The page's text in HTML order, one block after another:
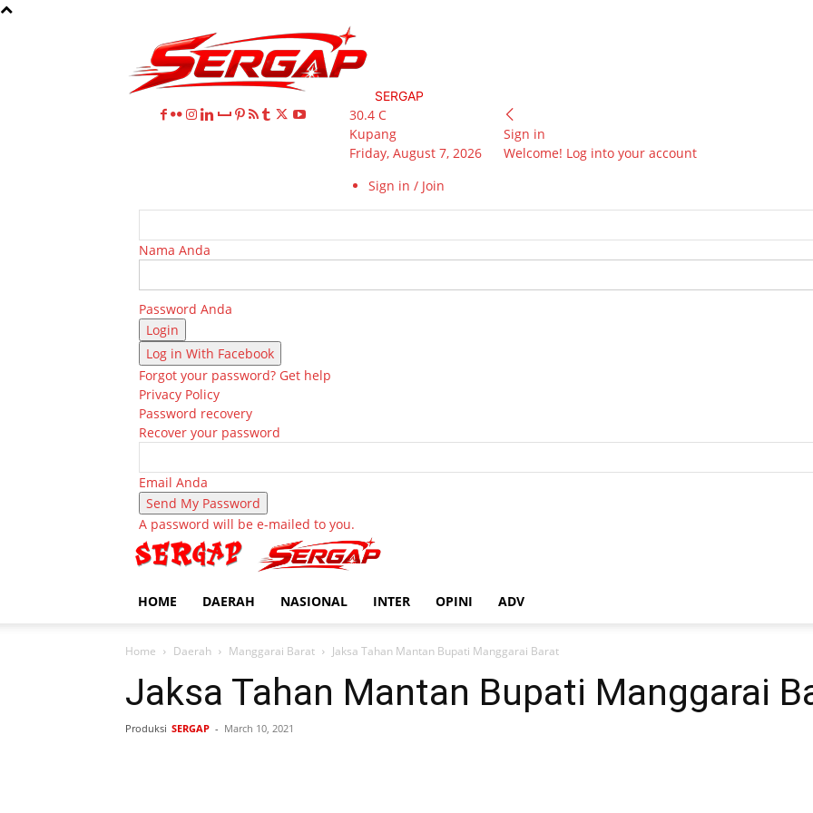
SERGAP
30.4 C
Kupang
Friday, August 7, 2026
Sign in / Join
Sign in
Welcome! Log into your account
Nama Anda
Password Anda
Log in With Facebook
Forgot your password? Get help
Privacy Policy
Password recovery
Recover your password
Email Anda
A password will be e-mailed to you.
HOME DAERAH NASIONAL INTER OPINI ADV
Home Daerah Manggarai Barat Jaksa Tahan Mantan Bupati Manggarai Barat
Jaksa Tahan Mantan Bupati Manggarai
Produksi SERGAP - March 10, 2021